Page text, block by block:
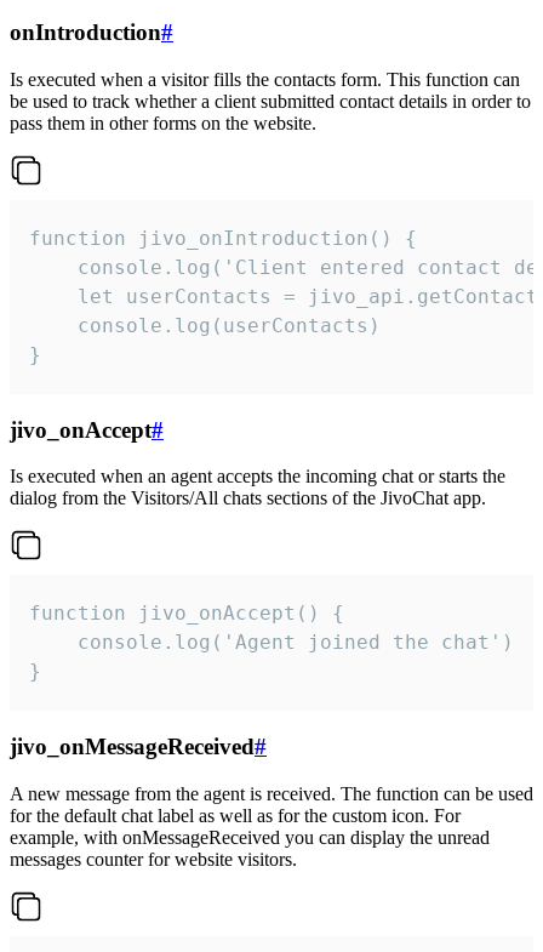
onIntroduction#
Is executed when a visitor fills the contacts form. This function can
be used to track whether a client submitted contact details in order to
pass them in other forms on the website.
function jivo_onIntroduction() {
console.log('Client entered contact
let userContacts =
    console.log(userContacts)
}
jivo_onAccept#
Is executed when an agent accepts the incoming chat or starts the
dialog from the Visitors/All chats sections of the JivoChat app.
function jivo_onAccept() {
}
jivo_onMessageReceived#
A new message from the agent is received. The function can be used
for the default chat label as well as for the custom icon. For
example, with onMessageReceived you can display the unread
messages counter for website visitors.